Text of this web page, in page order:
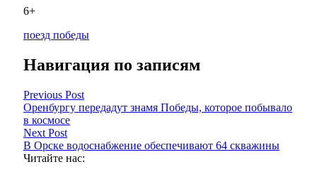
6+
поезд победы
Навигация по записям
Previous Post
Оренбургу передадут знамя Победы, которое побывало
в космосе
Next Post
В Орске водоснабжение обеспечивают 64 скважины
Читайте нас: